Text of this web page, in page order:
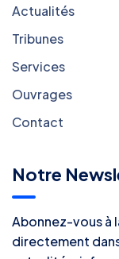
Actualités
Tribunes
Services
Ouvrages
Contact
Notre
Abonnez-vous à
directement